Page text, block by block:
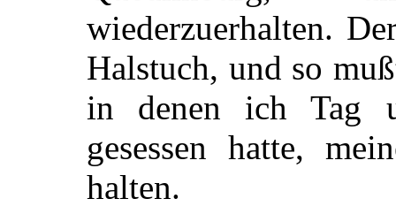
wiederzuerhalten.
Halstuch, und so
in denen ich Tag
gesessen hatte,
halten.